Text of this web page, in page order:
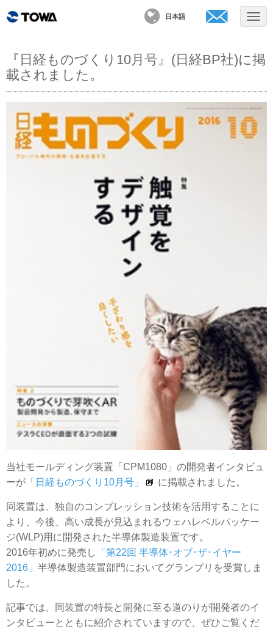
日本語
『日経ものづくり10月号』(日経BP社)に掲
載されました。
当社モールディング装置「CPM1080」の開発者インタビュ
ーが 「日経ものづくり10月号」 に掲載されました。
同装置は、独自のコンプレッション技術を活用することに
より、今後、高い成長が見込まれるウェハレベルパッケー
ジ(WLP)用に開発された半導体製造装置です。
2016年初めに発売し
「第22回 半導体･オブ･ザ･イヤー
2016」 半導体製造装置部門においてグランプリを受賞しま
した。
記事では、同装置の特長と開発に至る道のりが開発者のイ
ンタビューとともに紹介されていますので、ぜひご覧くだ